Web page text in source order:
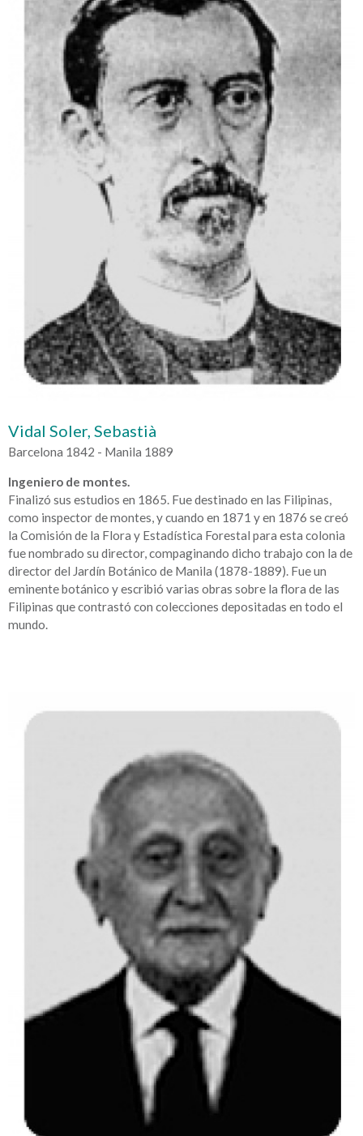
Vidal Soler, Sebastià
Barcelona 1842 - Manila 1889
Ingeniero de montes.
Finalizó sus estudios en 1865. Fue destinado en las Filipinas,
como inspector de montes, y cuando en 1871 y en 1876 se creó
la Comisión de la Flora y Estadística Forestal para esta colonia
fue nombrado su director, compaginando dicho trabajo con la de
director del Jardín Botánico de Manila (1878-1889). Fue un
eminente botánico y escribió varias obras sobre la flora de las
Filipinas que contrastó con colecciones depositadas en todo el
mundo.